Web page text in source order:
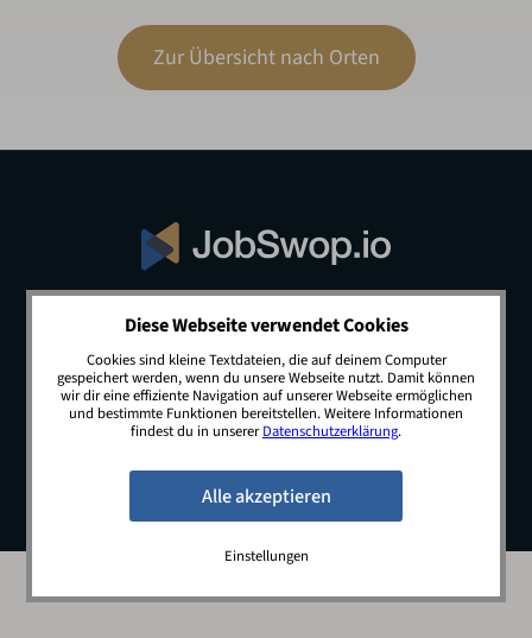
Zur Übersicht nach Orten
© 2026 JobSwop.io · All rights reserved.
Blog Jobs Newsletter
Kontakt
Preise
Impressum Datenschutz
Diese Webseite verwendet Cookies
Cookies sind kleine Textdateien, die auf deinem Computer
gespeichert werden, wenn du unsere Webseite nutzt. Damit können
wir dir eine effiziente Navigation auf unserer Webseite ermöglichen
und bestimmte Funktionen bereitstellen. Weitere Informationen
findest du in unsererDatenschutzerklärung.
Einstellungen